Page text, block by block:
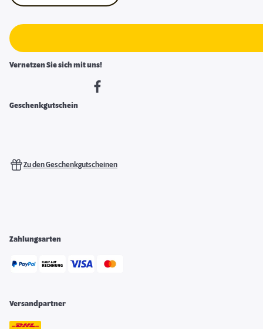
Vernetzen Sie sich mit uns!
Geschenkgutschein
Zu den Geschenkgutscheinen
Zahlungsarten
Versandpartner